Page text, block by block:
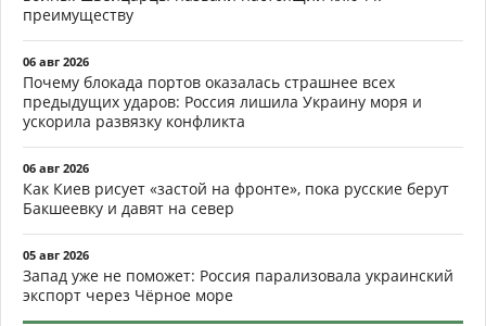
преимуществу
06 авг 2026
Почему блокада портов оказалась страшнее всех
предыдущих ударов: Россия лишила Украину моря и
ускорила развязку конфликта
06 авг 2026
Как Киев рисует «застой на фронте», пока русские берут
Бакшеевку и давят на север
05 авг 2026
Запад уже не поможет: Россия парализовала украинский
экспорт через Чёрное море